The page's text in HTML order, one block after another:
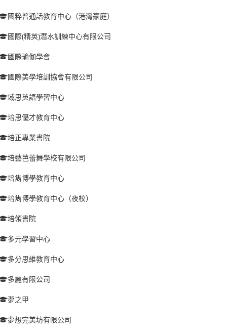
國粹普通話教育中心（港灣豪庭）
國際(精英)潛水訓練中心有限公司
國際瑜伽學會
國際美學培訓協會有限公司
域思英語學習中心
培思優才教育中心
培正專業書院
培藝芭蕾舞學校有限公司
培雋博學教育中心
培雋博學教育中心（夜校）
培領書院
多元學習中心
多分思維教育中心
多麗有限公司
夢之甲
夢想完美坊有限公司